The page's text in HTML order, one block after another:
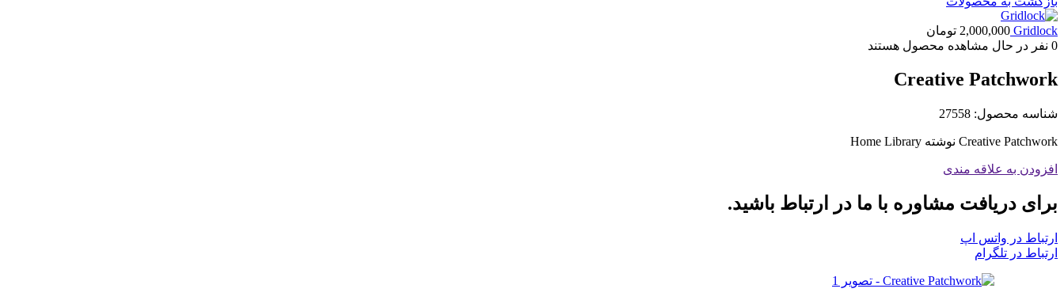
Gridlock
2,000,000 تومان
0 نفر در حال مشاهده محصول هستند
Creative Patchwork
شناسه محصول: 27558
Creative Patchwork نوشته Home Library
افزودن به علاقه مندی
برای دریافت مشاوره با ما در ارتباط باشید.
ارتباط در واتس اپ
ارتباط در تلگرام